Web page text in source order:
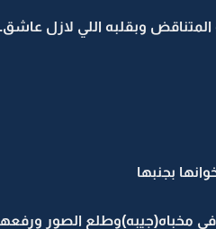
وبقلبه اللي لازل
بجنبها
مخباه(جيبه)وطلع الصور